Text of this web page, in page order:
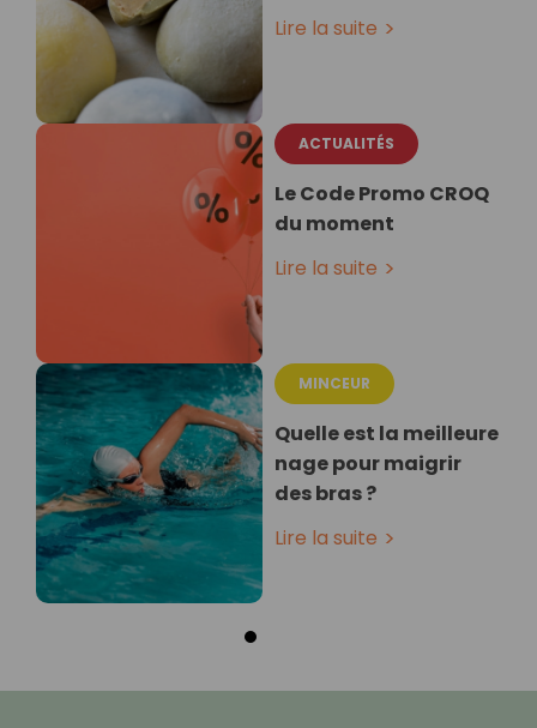
Lire la suite
ACTUALITÉS
Le Code Promo CROQ
du moment
Lire la suite
MINCEUR
Quelle est la meilleure
nage pour maigrir
des bras ?
Lire la suite